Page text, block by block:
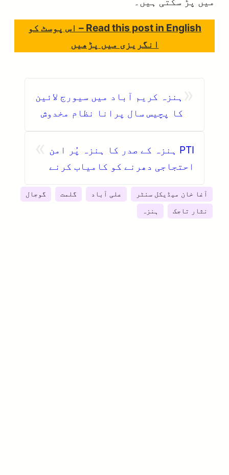
Read this post in English – اس پوسٹ کو
انگریزی میں پڑھیں
ہنزہ کریم آباد میں سیورج لائین
کا پچیس سال پرانا نظام مخدوش
PTI ہنزہ کے صدر کا ہنزہ پُر امن
احتجاجی دھرنے کو کامیاب کرنے
آغا خان میڈیکل سنٹر علی آباد گلمت گوجال
نثار تاجک ہنزہ